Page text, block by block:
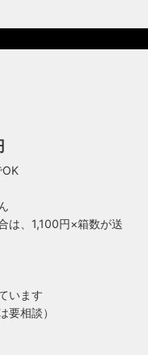
は、1,100円×箱数が送
います
要相談）